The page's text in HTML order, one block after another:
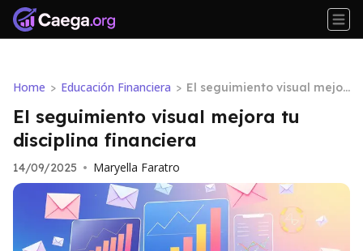
Home > Educación Financiera > El seguimiento visual mejor
a tu disciplina financiera
El seguimiento visual mejora tu
disciplina financiera
14/09/2025 • Maryella Faratro